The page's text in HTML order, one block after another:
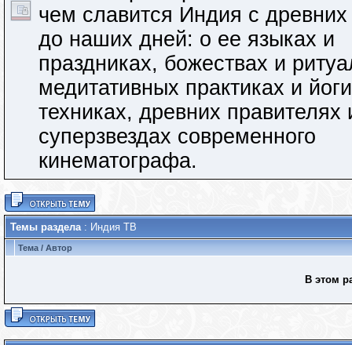
чем славится Индия с
до наших дней: о ее языках и
праздниках, божествах и
медитативных практиках и
техниках, древних правителях
суперзвездах современного
кинематографа.
Темы раздела: Индия ТВ
Тема / Автор
В этом